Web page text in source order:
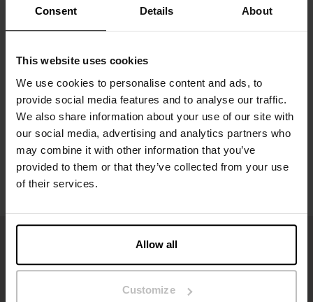
Consent Details About
This website uses cookies
We use cookies to personalise content and ads, to
provide social media features and to analyse our traffic.
We also share information about your use of our site with
our social media, advertising and analytics partners who
may combine it with other information that you’ve
provided to them or that they’ve collected from your use
of their services.
Allow all
Customize
Storleksguide
Tvättråd
Recensioner